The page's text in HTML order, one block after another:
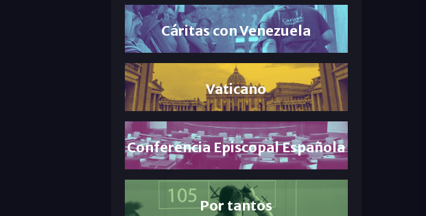
Cáritas con Venezuela
Vaticano
Conferencia Episcopal Española
Por tantos